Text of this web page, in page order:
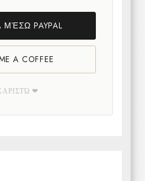
PAYPAL
A COFFEE
❤